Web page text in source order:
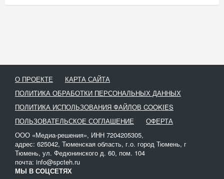
О ПРОЕКТЕ
КАРТА САЙТА
ПОЛИТИКА ОБРАБОТКИ ПЕРСОНАЛЬНЫХ ДАННЫХ
ПОЛИТИКА ИСПОЛЬЗОВАНИЯ ФАЙЛОВ COOKIES
ПОЛЬЗОВАТЕЛЬСКОЕ СОГЛАШЕНИЕ
ОФЕРТА
ООО «Медиа-решения», ИНН 7204205305,
адрес: 625042, Тюменская область, г.о. город Тюмень, г
Тюмень, ул. Федюнинского д. 60, пом. 104
почта: info@spcteh.ru
МЫ В СОЦСЕТЯХ